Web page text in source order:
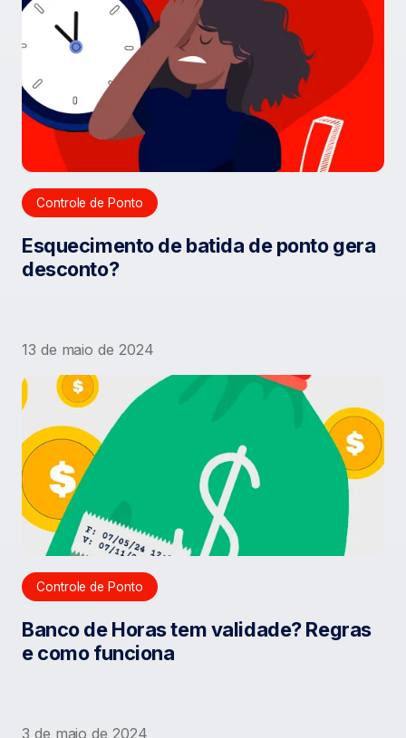
Controle de Ponto
Esquecimento de batida de ponto gera
desconto?
13 de maio de 2024
Controle de Ponto
Banco de Horas tem validade? Regras
e como funciona
3 de maio de 2024